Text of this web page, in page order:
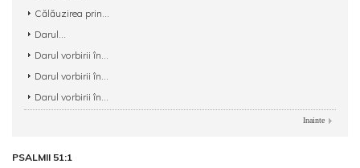
Călăuzirea prin...
Darul...
Darul vorbirii în...
Darul vorbirii în...
Darul vorbirii în...
Inainte
PSALMII 51:1